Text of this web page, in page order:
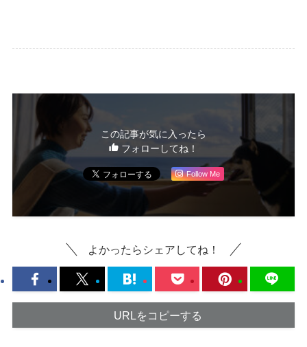
この記事が気に入ったら
フォローしてね！
Follow Me
よかったらシェアしてね！
URLをコピーする